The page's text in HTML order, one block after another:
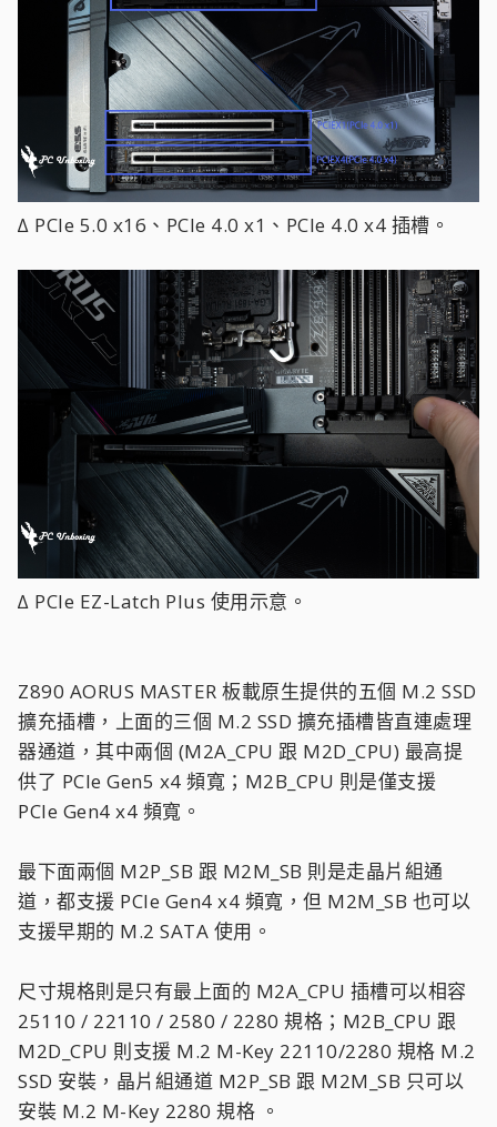
∆ PCIe 5.0 x16、PCIe 4.0 x1、PCIe 4.0 x4 插槽。
∆ PCIe EZ-Latch Plus 使用示意。
Z890 AORUS MASTER 板載原生提供的五個 M.2 SSD
擴充插槽，上面的三個 M.2 SSD 擴充插槽皆直連處理
器通道，其中兩個 (M2A_CPU 跟 M2D_CPU) 最高提
供了 PCIe Gen5 x4 頻寬；M2B_CPU 則是僅支援
PCIe Gen4 x4 頻寬。
最下面兩個 M2P_SB 跟 M2M_SB 則是走晶片組通
道，都支援 PCIe Gen4 x4 頻寬，但 M2M_SB 也可以
支援早期的 M.2 SATA 使用。
尺寸規格則是只有最上面的 M2A_CPU 插槽可以相容
25110 / 22110 / 2580 / 2280 規格；M2B_CPU 跟
M2D_CPU 則支援 M.2 M-Key 22110/2280 規格 M.2
SSD 安裝，晶片組通道 M2P_SB 跟 M2M_SB 只可以
安裝 M.2 M-Key 2280 規格 。